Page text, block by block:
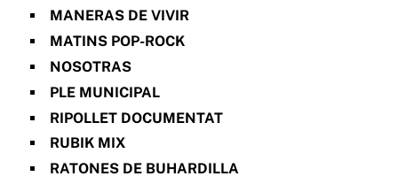
MANERAS DE VIVIR
MATINS POP-ROCK
NOSOTRAS
PLE MUNICIPAL
RIPOLLET DOCUMENTAT
RUBIK MIX
RATONES DE BUHARDILLA